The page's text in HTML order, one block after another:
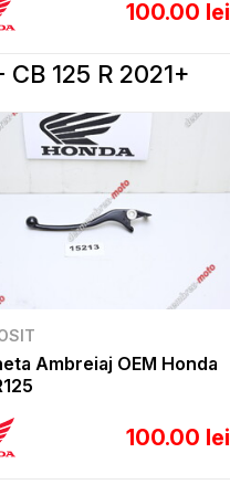
100.00 lei
CB 125 R 2021+
Ambreiaj OEM Honda
100.00 lei